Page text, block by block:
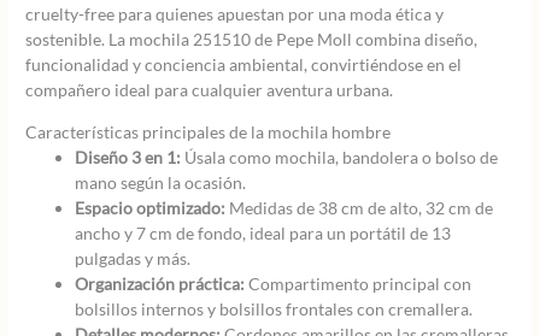
cruelty-free para quienes apuestan por una moda ética y
sostenible. La mochila 251510 de Pepe Moll combina diseño,
funcionalidad y conciencia ambiental, convirtiéndose en el
compañero ideal para cualquier aventura urbana.
Características principales de la mochila hombre
Diseño 3 en 1: Úsala como mochila, bandolera o bolso de
mano según la ocasión.
Espacio optimizado: Medidas de 38 cm de alto, 32 cm de
ancho y 7 cm de fondo, ideal para un portátil de 13
pulgadas y más.
Organización práctica: Compartimento principal con
bolsillos internos y bolsillos frontales con cremallera.